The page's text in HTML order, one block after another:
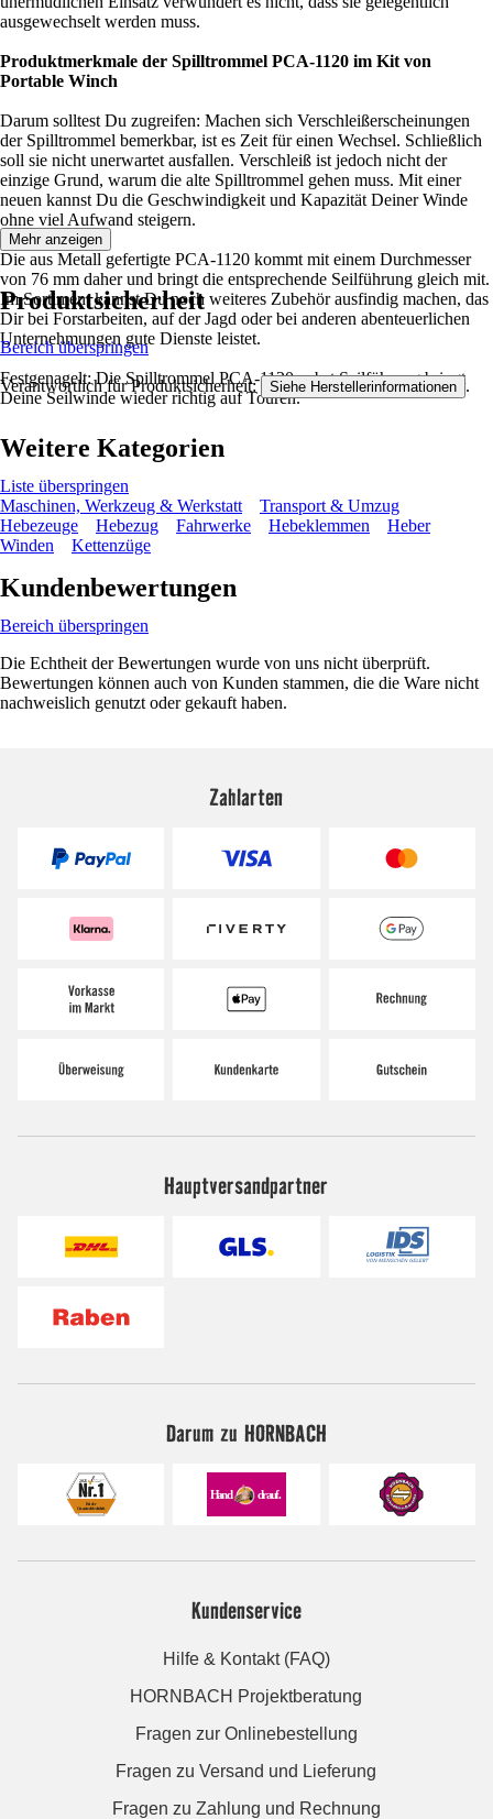
ausgewechselt werden muss.
Produktmerkmale der Spilltrommel PCA-1120 im Kit von
Portable Winch
Darum solltest Du zugreifen: Machen sich Verschleißerscheinungen
der Spilltrommel bemerkbar, ist es Zeit für einen Wechsel. Schließlich
soll sie nicht unerwartet ausfallen. Verschleiß ist jedoch nicht der
einzige Grund, warum die alte Spilltrommel gehen muss. Mit einer
neuen kannst Du die Geschwindigkeit und Kapazität Deiner Winde
ohne viel Aufwand steigern.
Die aus Metall gefertigte PCA-1120 kommt mit einem Durchmesser
von 76 mm daher und bringt die entsprechende Seilführung gleich mit.
Im Sortiment kannst Du noch weiteres Zubehör ausfindig machen, das
Dir bei Forstarbeiten, auf der Jagd oder bei anderen abenteuerlichen
Unternehmungen gute Dienste leistet.
Festgenagelt: Die Spilltrommel PCA-1120 nebst Seilführung bringt
Deine Seilwinde wieder richtig auf Touren.
Mehr anzeigen
Produktsicherheit
Bereich überspringen
Verantwortlich für Produktsicherheit: Siehe Herstellerinformationen .
Weitere Kategorien
Liste überspringen
Maschinen, Werkzeug & Werkstatt
Transport & Umzug
Hebezeuge
Hebezug Fahrwerke Hebeklemmen
Heber
Winden
Kettenzüge
Kundenbewertungen
Bereich überspringen
Die Echtheit der Bewertungen wurde von uns nicht überprüft.
Bewertungen können auch von Kunden stammen, die die Ware nicht
nachweislich genutzt oder gekauft haben.
Zahlarten
Hauptversandpartner
Darum zu HORNBACH
Kundenservice
Hilfe & Kontakt (FAQ)
HORNBACH Projektberatung
Fragen zur Onlinebestellung
Fragen zu Versand und Lieferung
Fragen zu Zahlung und Rechnung